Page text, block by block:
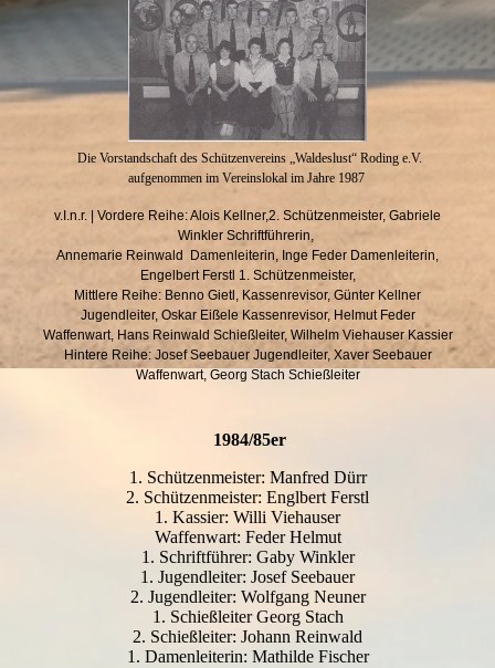
Die Vorstandschaft des Schützenvereins „Waldeslust“ Roding e.V.
aufgenommen im Vereinslokal im Jahre 1987
v.I.n.r. | Vordere Reihe: Alois Kellner,2. Schützenmeister, Gabriele
Winkler Schriftführerin,
Annemarie Reinwald Damenleiterin, Inge Feder Damenleiterin,
Engelbert Ferstl 1. Schützenmeister,
Mittlere Reihe: Benno Gietl, Kassenrevisor, Günter Kellner
Jugendleiter, Oskar Eißele Kassenrevisor, Helmut Feder
Waffenwart, Hans Reinwald Schießleiter, Wilhelm Viehauser Kassier
Hintere Reihe: Josef Seebauer Jugendleiter, Xaver Seebauer
Waffenwart, Georg Stach Schießleiter
1984/85er
1. Schützenmeister: Manfred Dürr
2. Schützenmeister: Englbert Ferstl
1. Kassier: Willi Viehauser
Waffenwart: Feder Helmut
1. Schriftführer: Gaby Winkler
1. Jugendleiter: Josef Seebauer
2. Jugendleiter: Wolfgang Neuner
1. Schießleiter Georg Stach
2. Schießleiter: Johann Reinwald
1. Damenleiterin: Mathilde Fischer